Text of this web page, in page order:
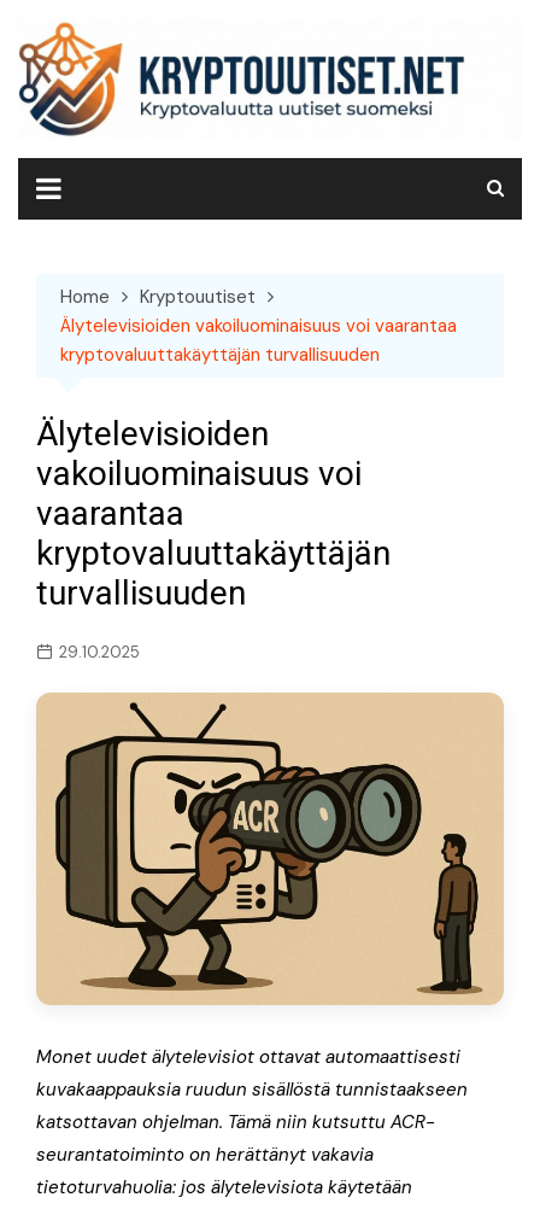
content
Home
Kryptouutiset
Älytelevisioiden vakoiluominaisuus voi vaarantaa
kryptovaluuttakäyttäjän turvallisuuden
Älytelevisioiden
vakoiluominaisuus voi
vaarantaa
kryptovaluuttakäyttäjän
turvallisuuden
29.10.2025
Monet uudet älytelevisiot ottavat automaattisesti
kuvakaappauksia ruudun sisällöstä tunnistaakseen
katsottavan ohjelman. Tämä niin kutsuttu ACR-
seurantatoiminto on herättänyt vakavia
tietoturvahuolia: jos älytelevisiota käytetään